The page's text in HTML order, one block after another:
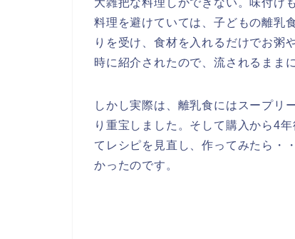
大雑把な料理しかできない。味付け
料理を避けていては、子どもの離乳
りを受け、食材を入れるだけでお粥
時に紹介されたので、流されるまま
しかし実際は、離乳食にはスープリ
り重宝しました。そして購入から4
てレシピを見直し、作ってみたら・
かったのです。